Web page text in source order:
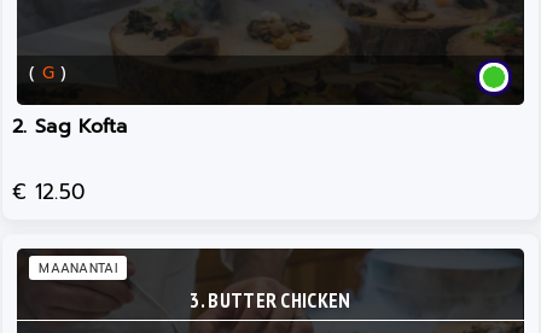
( G )
2. Sag Kofta
€ 12.50
3. BUTTER CHICKEN
MAANANTAI